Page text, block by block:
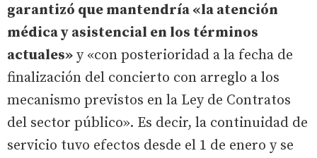
garantizó que mantendría «la atención
médica y asistencial en los términos
actuales» y «con posterioridad a la fecha de
finalización del concierto con arreglo a los
mecanismo previstos en la Ley de Contratos
del sector público». Es decir, la continuidad de
servicio tuvo efectos desde el 1 de enero y se